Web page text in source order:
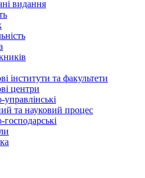
видання
інститути та факультети
центри
та науковий процес